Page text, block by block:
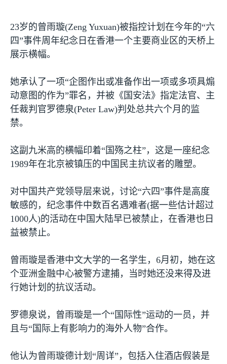
23岁的曾雨璇(Zeng Yuxuan)被指控计划在今年的“六
四”事件周年纪念日在香港一个主要商业区的天桥上
展示横幅。
她承认了一项“企图作出或准备作出一项或多项具煽
动意图的作为”罪名，并被《国安法》指定法官、主
任裁判官罗德泉(Peter Law)判处总共六个月的监
禁。
这副九米高的横幅印着“国殇之柱”，这是一座纪念
1989年在北京被镇压的中国民主抗议者的雕塑。
对中国共产党领导层来说，讨论“六四”事件是高度
敏感的，纪念事件中数百名遇难者(据一些估计超过
1000人)的活动在中国大陆早已被禁止，在香港也日
益被禁止。
曾雨璇是香港中文大学的一名学生， 6月初，她在这
个亚洲金融中心被警方逮捕，当时她还没来得及进
行她计划的抗议活动。
罗德泉说，曾雨璇是一个“国际性”运动的一员，并
且与“国际上有影响力的海外人物”合作。
他认为曾雨璇德计划“周详”，包括入住酒店假装是